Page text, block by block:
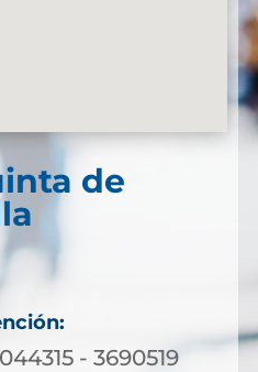
de
- 3690519